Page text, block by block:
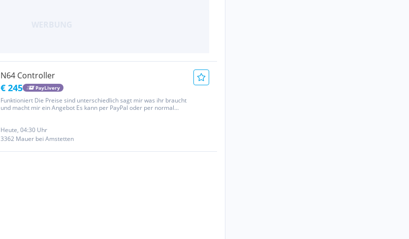
N64 Controller
€ 245 PayLivery
Funktioniert Die Preise sind unterschiedlich sagt mir was ihr braucht
und macht mir ein Angebot Es kann per PayPal oder per normal
Heute, 04:30 Uhr
3362 Mauer bei Amstetten